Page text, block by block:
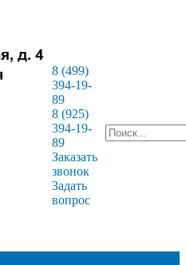
8 (499)
394-19-
89
8 (925)
394-19-
89
Заказать
звонок
Задать
вопрос